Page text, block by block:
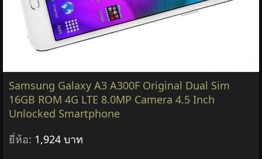
Samsung Galaxy A3 A300F Original Dual Sim
16GB ROM 4G LTE 8.0MP Camera 4.5 Inch
Unlocked Smartphone
ยี่ห้อ: 1,924 บาท